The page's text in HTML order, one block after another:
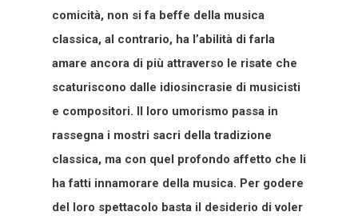
comicità, non si fa beffe della musica
classica, al contrario, ha l’abilità di farla
amare ancora di più attraverso le risate che
scaturiscono dalle idiosincrasie di musicisti
e compositori. Il loro umorismo passa in
rassegna i mostri sacri della tradizione
classica, ma con quel profondo affetto che li
ha fatti innamorare della musica. Per godere
del loro spettacolo basta il desiderio di voler